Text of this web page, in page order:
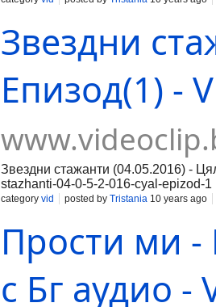
Звездни
Епизод(1) -
Звездни стажанти (04.05.2016) -
stazhanti-04-0-5-2-016-cyal-epizod-
016-cyal-epizod-2 Част 3:http://
category vid posted by Tristania 10 years ago
Прости ми -
с Бг аудио -